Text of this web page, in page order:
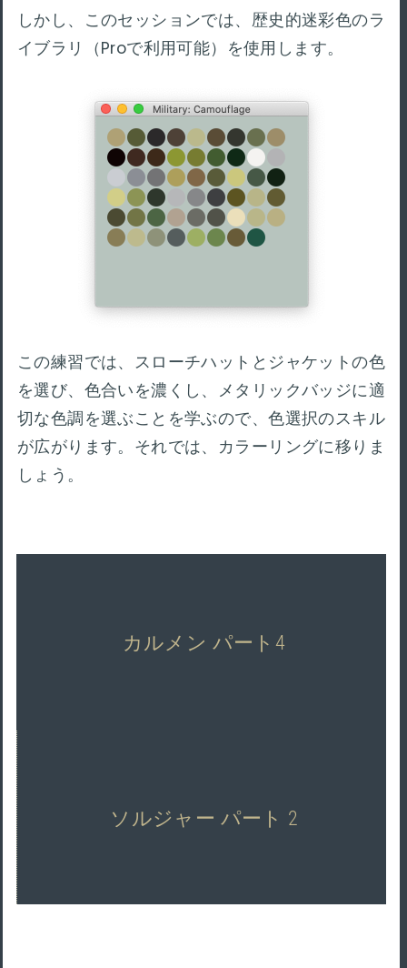
しかし、このセッションでは、歴史的迷彩色のラ
イブラリ（Proで利用可能）を使用します。
この練習では、スローチハットとジャケットの色
を選び、色合いを濃くし、メタリックバッジに適
切な色調を選ぶことを学ぶので、色選択のスキル
が広がります。それでは、カラーリングに移りま
しょう。
カルメン パート4
ソルジャー パート 2